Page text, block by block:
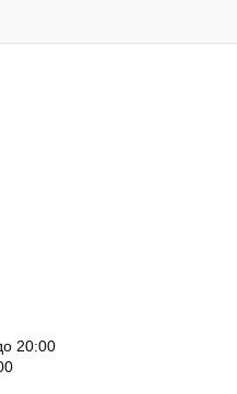
20:00